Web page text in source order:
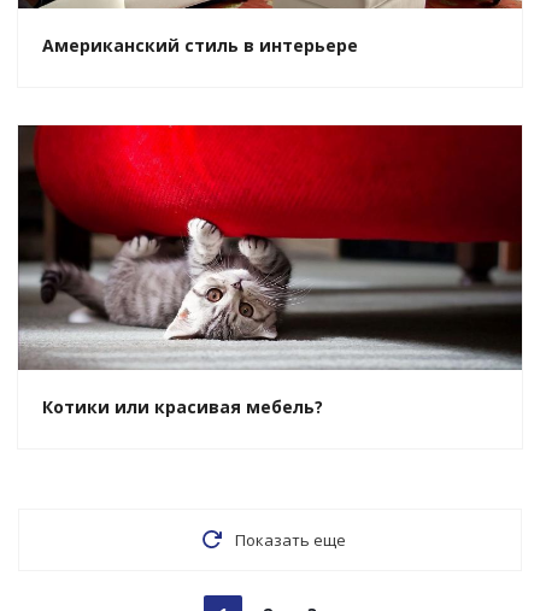
Американский стиль в интерьере
Котики или красивая мебель?
Показать еще